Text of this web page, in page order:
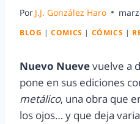
Por J.J. González Haro
BLOG |COMICS | CÓMICS |
Nuevo Nuevevuelve a
pone en sus ediciones
metálico, una obra que
los ojos… y que deja